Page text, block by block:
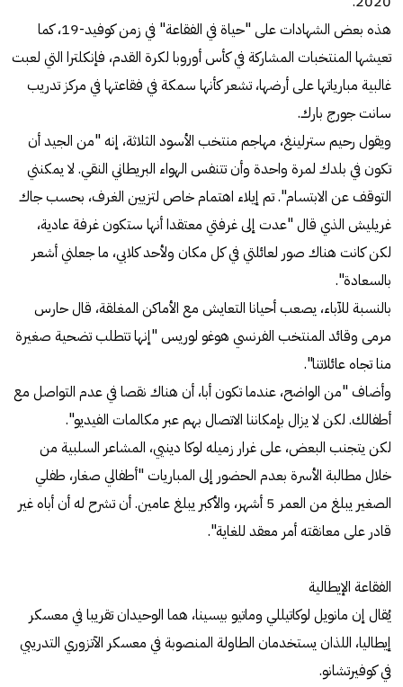
هذه بعض الشهادات على "حياة في الفقاعة" في زمن كوفيد-19، كما
تعيشها المنتخبات المشاركة في كأس أوروبا لكرة القدم، فإنكلترا التي لعبت
غالبية مبارياتها على أرضها، تشعر كأنها سمكة في فقاعتها في مركز تدريب
سانت جورج بارك.
ويقول رحيم سترلينغ، مهاجم منتخب الأسود الثلاثة، إنه "من الجيد أن
تكون في بلدك لمرة واحدة وأن تتنفس الهواء البريطاني النقي. لا يمكنني
التوقف عن الابتسام". تم إيلاء اهتمام خاص لتزيين الغرف، بحسب جاك
غريليش الذي قال "عدت إلى غرفتي معتقدا أنها ستكون غرفة عادية،
لكن كانت هناك صور لعائلتي في كل مكان ولأحد كلابي، ما جعلني أشعر
بالسعادة".
بالنسبة للآباء، يصعب أحيانا التعايش مع الأماكن المغلقة، قال حارس
مرمى وقائد المنتخب الفرنسي هوغو لوريس "إنها تتطلب تضحية صغيرة
منا تجاه عائلاتنا".
وأضاف "من الواضح، عندما تكون أبا، أن هناك نقصا في عدم التواصل مع
أطفالك. لكن لا يزال بإمكاننا الاتصال بهم عبر مكالمات الفيديو".
لكن يتجنب البعض، على غرار زميله لوكا دينيي، المشاعر السلبية من
خلال مطالبة الأسرة بعدم الحضور إلى المباريات "أطفالي صغار، طفلي
الصغير يبلغ من العمر 5 أشهر، والأكبر يبلغ عامين. أن تشرح له أن أباه غير
قادر على معانقته أمر معقد للغاية".
الفقاعة الإيطالية
يُقال إن مانويل لوكاتيللي وماتيو بيسينا، هما الوحيدان تقريبا في معسكر
إيطاليا، اللذان يستخدمان الطاولة المنصوبة في معسكر الآتزوري التدريبي
في كوفيرتشانو.